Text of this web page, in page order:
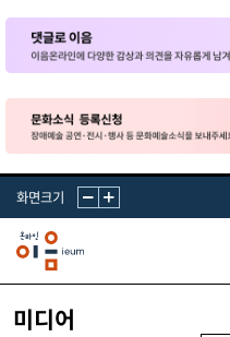
화면크기
미디어